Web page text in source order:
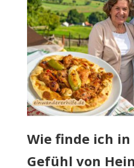
Wie finde ich
Gefühl von